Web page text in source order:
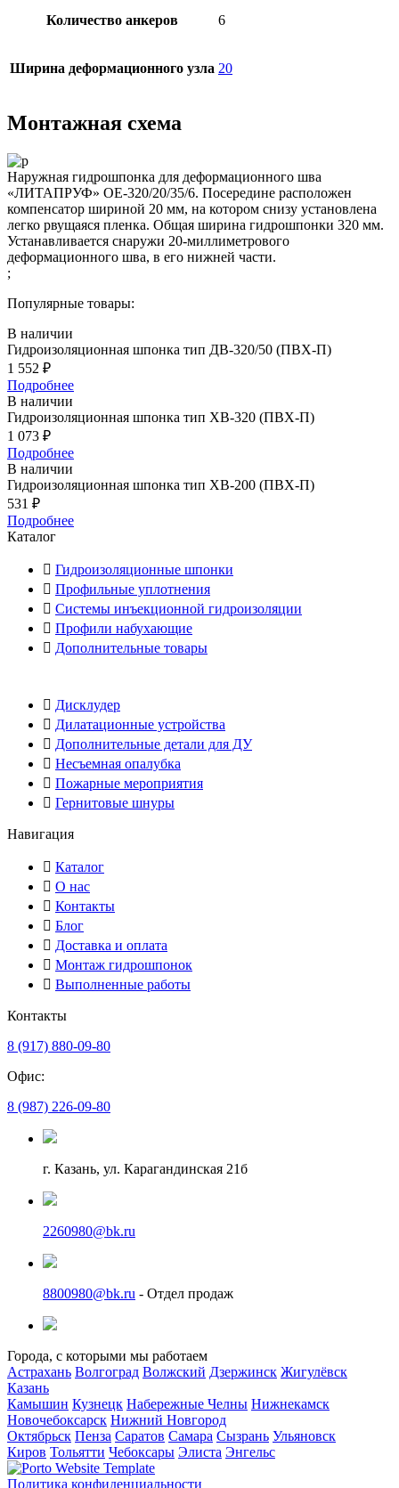
Количество анкеров 6
Ширина деформационного узла 20
Монтажная схема
Наружная гидрошпонка для деформационного шва
«ЛИТАПРУФ» OE-320/20/35/6. Посередине расположен
компенсатор шириной 20 мм, на котором снизу установлена
легко рвущаяся пленка. Общая ширина гидрошпонки 320 мм.
Устанавливается снаружи 20-миллиметрового
деформационного шва, в его нижней части.
;
Популярные товары:
В наличии
Гидроизоляционная шпонка тип ДВ-320/50 (ПВХ-П)
1 552 ₽
Подробнее
В наличии
Гидроизоляционная шпонка тип ХВ-320 (ПВХ-П)
1 073 ₽
Подробнее
В наличии
Гидроизоляционная шпонка тип ХВ-200 (ПВХ-П)
531 ₽
Подробнее
Каталог
Гидроизоляционные шпонки
Профильные уплотнения
Системы инъекционной гидроизоляции
Профили набухающие
Дополнительные товары
Дисклудер
Дилатационные устройства
Дополнительные детали для ДУ
Несъемная опалубка
Пожарные мероприятия
Гернитовые шнуры
Навигация
Каталог
О нас
Контакты
Блог
Доставка и оплата
Монтаж гидрошпонок
Выполненные работы
Контакты
8 (917) 880-09-80
Офис:
8 (987) 226-09-80
г. Казань, ул. Карагандинская 21б
2260980@bk.ru
8800980@bk.ru - Отдел продаж
Города, с которыми мы работаем
Астрахань Волгоград Волжский Дзержинск Жигулёвск
Казань
Камышин Кузнецк Набережные Челны Нижнекамск
Новочебоксарск Нижний Новгород
Октябрьск Пенза Саратов Самара Сызрань Ульяновск
Киров Тольятти Чебоксары Элиста Энгельс
Политика конфиденциальности